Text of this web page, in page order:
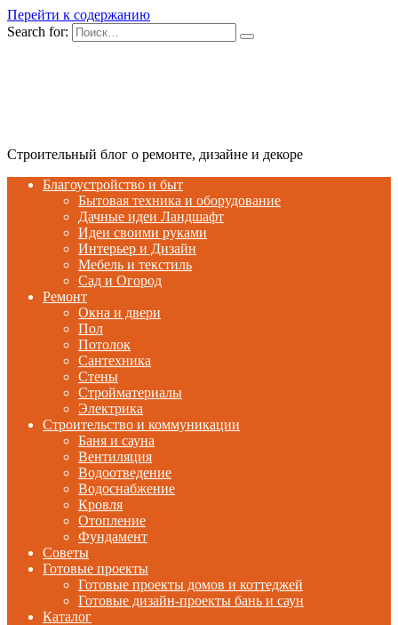
Перейти к содержанию
Search for:
Строительный блог о ремонте, дизайне и декоре
Благоустройство и быт
Бытовая техника и оборудование
Дачные идеи Ландшафт
Идеи своими руками
Интерьер и Дизайн
Мебель и текстиль
Сад и Огород
Ремонт
Окна и двери
Пол
Потолок
Сантехника
Стены
Стройматериалы
Электрика
Строительство и коммуникации
Баня и сауна
Вентиляция
Водоотведение
Водоснабжение
Кровля
Отопление
Фундамент
Советы
Готовые проекты
Готовые проекты домов и коттеджей
Готовые дизайн-проекты бань и саун
Каталог